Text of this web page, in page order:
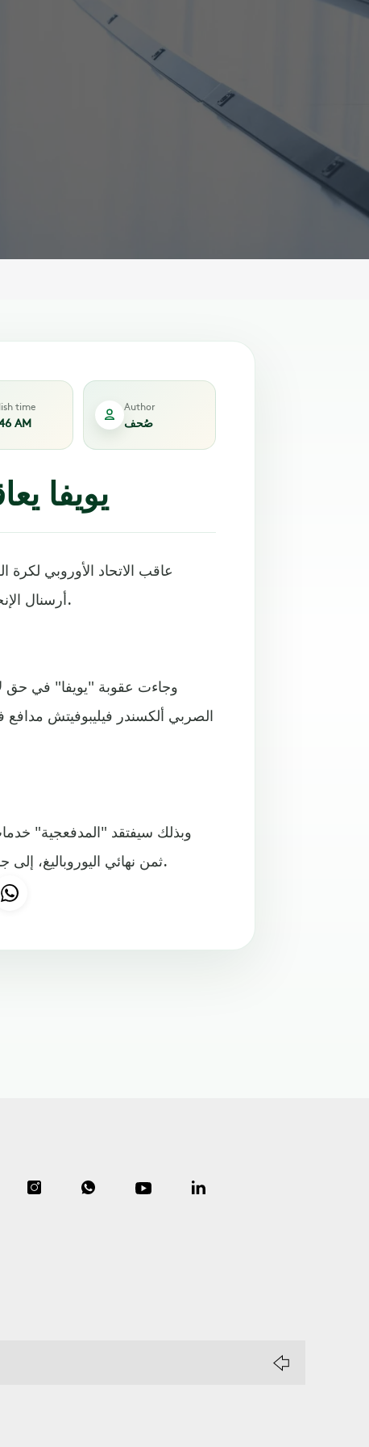
time
AM
Author
صُحف
يويفا
عاقب الاتحاد الأوروبي
أرسنال الإنجليزي، بتوقيفه ثلاث مباريات في منافسات الدوري الأوروبي.
الصربي ألكسندر فيليبوفيتش
وبذلك سيفتقد "المدفعجية"
ثمن نهائي اليوروباليغ، إلى جانب غيابه عن لقاء الإياب الذي جرى أمام الفريق البيلاروسي.